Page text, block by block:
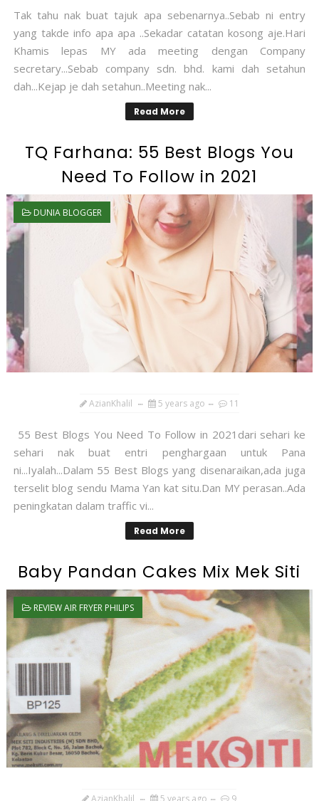
Tak tahu nak buat tajuk apa sebenarnya..Sebab ni entry
yang takde info apa apa ..Sekadar catatan kosong aje.Hari
Khamis lepas MY ada meeting dengan Company
secretary...Sebab company sdn. bhd. kami dah setahun
dah...Kejap je dah setahun..Meeting nak...
Read More
TQ Farhana: 55 Best Blogs You
Need To Follow in 2021
DUNIA BLOGGER
AzianKhalil 5 years ago 11
55 Best Blogs You Need To Follow in 2021dari sehari ke
sehari nak buat entri penghargaan untuk Pana
ni...Iyalah...Dalam 55 Best Blogs yang disenaraikan,ada juga
terselit blog sendu Mama Yan kat situ.Dan MY perasan..Ada
peningkatan dalam traffic vi...
Read More
Baby Pandan Cakes Mix Mek Siti
REVIEW AIR FRYER PHILIPS
AzianKhalil 5 years ago 9